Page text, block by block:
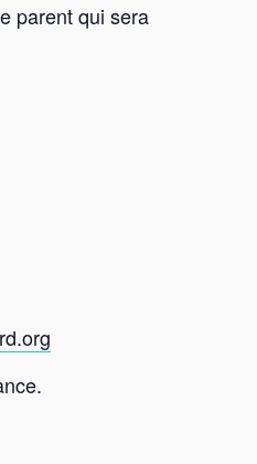
parent qui sera